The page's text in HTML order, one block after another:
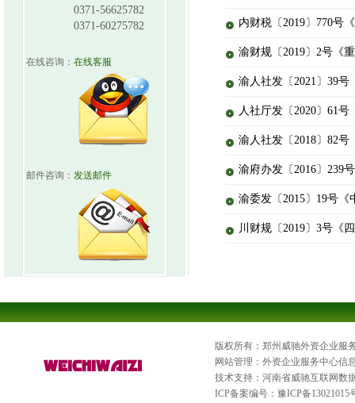
0371-56625782
0371-60275782
在线咨询： 在线客服
邮件咨询： 发送邮件
内财税〔2019〕770号
渝财规〔2019〕2号《
渝人社发〔2021〕39
人社厅发〔2020〕61
渝人社发〔2018〕82
渝府办发〔2016〕239
渝委发〔2015〕19号
川财规〔2019〕3号《
版权所有：郑州威驰外资企业服
网站管理：外资企业服务中心信
技术支持：河南省威驰互联网数
ICP备案编号： 豫ICP备13021015